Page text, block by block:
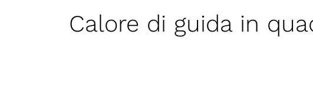
Calore di guida in